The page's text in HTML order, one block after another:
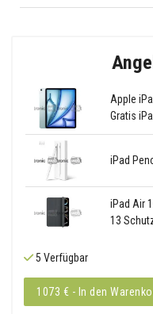
Apple
Gratis
iPad
iPad Air
13
5 Verfügbar
1073 € - In den